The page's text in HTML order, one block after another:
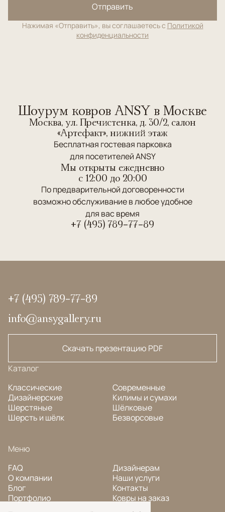
Отправить
Нажимая «Отправить», вы соглашаетесь с Политикой
конфиденциальности
Шоурум ковров ANSY в Москве
Москва, ул. Пречистенка, д. 30/2, салон
«Артефакт», нижний этаж
Бесплатная гостевая парковка
для посетителей ANSY
Мы открыты ежедневно
c 12:00 до 20:00
По предварительной договоренности
возможно обслуживание в любое удобное
для вас время
+7 (495) 789-77-89
+7 (495) 789-77-89
info@ansygallery.ru
Скачать презентацию PDF
Каталог
Классические
Дизайнерские
Шерстяные
Шерсть и шёлк
Современные
Килимы и сумахи
Шёлковые
Безворсовые
Меню
FAQ
О компании
Блог
Портфолио
Дизайнерам
Наши услуги
Контакты
Ковры на заказ